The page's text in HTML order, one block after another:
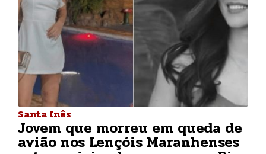
Santa Inês
Jovem que morreu em queda de
avião nos Lençóis Maranhenses